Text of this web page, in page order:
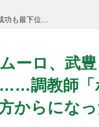
功も最下位…
ーロ、武
調教師「
からにな